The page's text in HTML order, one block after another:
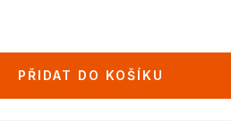
PŘIDAT DO KOŠÍKU